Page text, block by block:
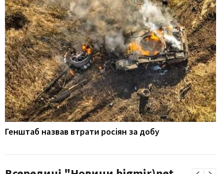
Генштаб назвав втрати росіян за добу